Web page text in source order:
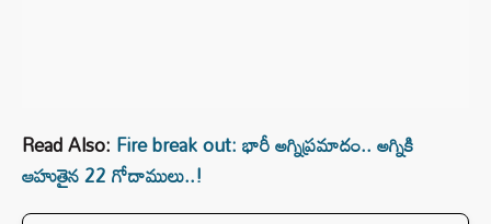
Read Also: Fire break out: భారీ అగ్నిప్రమాదం.. అగ్నికి
ఆహుతైన 22 గోదాములు..!